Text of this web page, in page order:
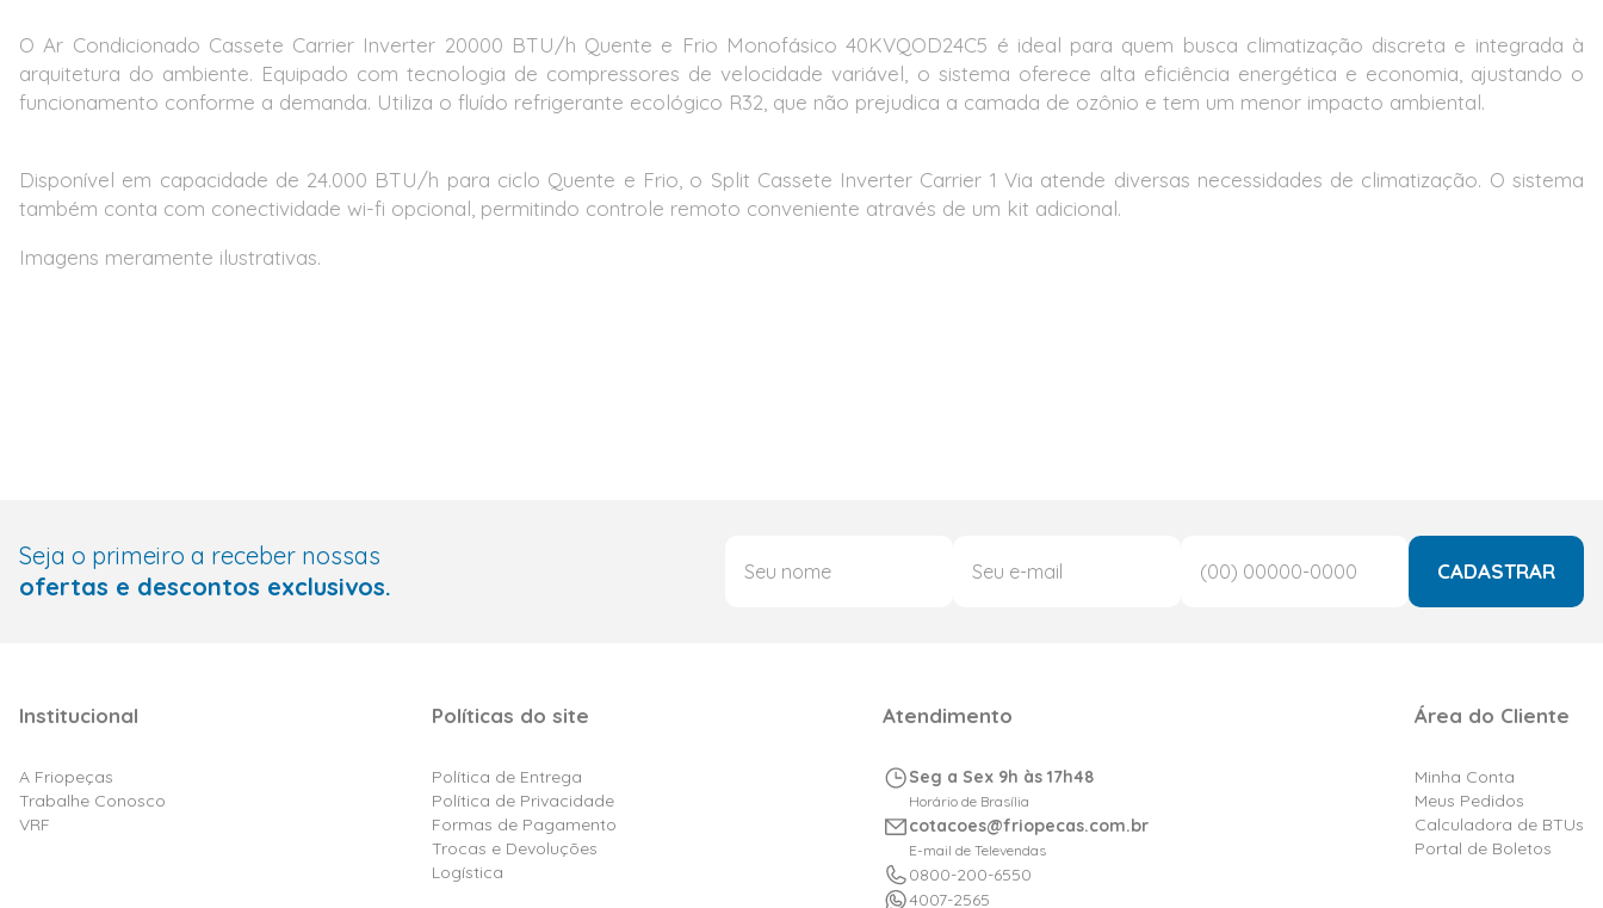
O Ar Condicionado Cassete Carrier Inverter 20000 BTU/h Quente e Frio Monofásico 40KVQOD24C5 é ideal para quem busca climatização discreta e integrada à
arquitetura do ambiente. Equipado com tecnologia de compressores de velocidade variável, o sistema oferece alta eficiência energética e economia, ajustando o
funcionamento conforme a demanda. Utiliza o fluído refrigerante ecológico R32, que não prejudica a camada de ozônio e tem um menor impacto ambiental.
Disponível em capacidade de 24.000 BTU/h para ciclo Quente e Frio, o Split Cassete Inverter Carrier 1 Via atende diversas necessidades de climatização. O sistema
também conta com conectividade wi-fi opcional, permitindo controle remoto conveniente através de um kit adicional.
Imagens meramente ilustrativas.
Seja o primeiro a receber nossas
ofertas e descontos exclusivos.
CADASTRAR
Institucional
A Friopeças
Trabalhe Conosco
VRF
Políticas do site
Política de Entrega
Política de Privacidade
Formas de Pagamento
Trocas e Devoluções
Logística
Atendimento
Seg a Sex 9h às 17h48
Horário de Brasília
cotacoes@friopecas.com.br
E-mail de Televendas
0800-200-6550
4007-2565
Área do Cliente
Minha Conta
Meus Pedidos
Calculadora de BTUs
Portal de Boletos